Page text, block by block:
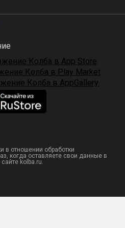
в отношении обработки
когда оставляете свои данные в
kolba.ru.